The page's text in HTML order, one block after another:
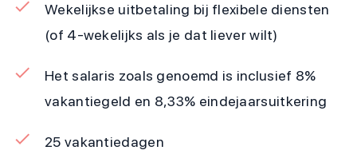
Wekelijkse uitbetaling bij flexibele diensten
(of 4-wekelijks als je dat liever wilt)
Het salaris zoals genoemd is inclusief 8%
vakantiegeld en 8,33% eindejaarsuitkering
25 vakantiedagen